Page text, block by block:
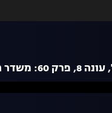
משדר הדחה!